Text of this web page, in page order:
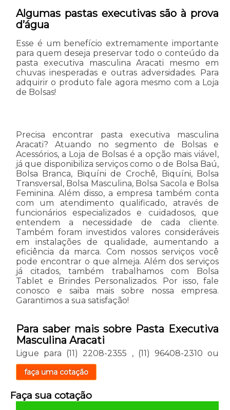
Algumas pastas executivas são à prova
d’água
Esse é um benefício extremamente importante
para quem deseja preservar todo o conteúdo da
pasta executiva masculina Aracati mesmo em
chuvas inesperadas e outras adversidades. Para
adquirir o produto fale agora mesmo com a Loja
de Bolsas!
Precisa encontrar pasta executiva masculina
Aracati? Atuando no segmento de Bolsas e
Acessórios, a Loja de Bolsas é a opção mais viável,
já que disponibiliza serviços como o de Bolsa Baú,
Bolsa Branca, Biquíni de Crochê, Biquíni, Bolsa
Transversal, Bolsa Masculina, Bolsa Sacola e Bolsa
Feminina. Além disso, a empresa também conta
com um atendimento qualificado, através de
funcionários especializados e cuidadosos, que
entendem a necessidade de cada cliente.
Também foram investidos valores consideráveis
em instalações de qualidade, aumentando a
eficiência da marca. Com nossos serviços você
pode encontrar o que almeja. Além dos serviços
já citados, também trabalhamos com Bolsa
Tablet e Brindes Personalizados. Por isso, fale
conosco e saiba mais sobre nossa empresa.
Garantimos a sua satisfação!
Para saber mais sobre Pasta Executiva
Masculina Aracati
Ligue para (11) 2208-2355 , (11) 96408-2310 ou
faça uma cotação
Faça sua cotação